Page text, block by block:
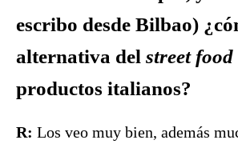
escribo desde Bilbao)
alternativa del street food
productos italianos?
R: Los veo muy bien, además